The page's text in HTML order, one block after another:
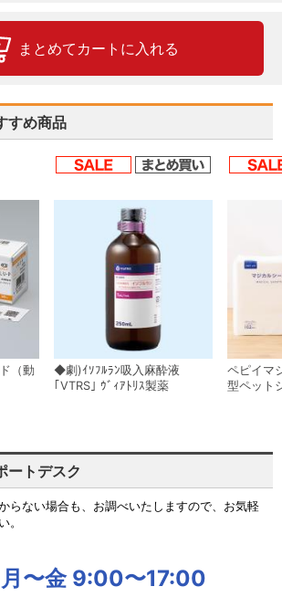
まとめてカートに入れる
すめ商品
（動
◆劇)ｲｿﾌﾙﾗﾝ吸入麻酔液
｢VTRS｣ ｳﾞｨｱﾄﾘｽ製薬
ペピイマ
型ペット
ートデスク
らない場合も、お調べいたしますので、お気軽
。
月〜金 9:00〜17:00